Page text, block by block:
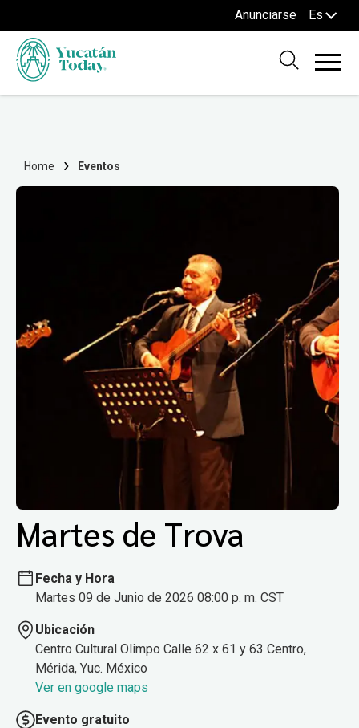
Anunciarse Es
Home Eventos
Martes de Trova
Fecha y Hora
Martes 09 de Junio de 2026 08:00 p. m. CST
Ubicación
Centro Cultural Olimpo Calle 62 x 61 y 63 Centro,
Mérida, Yuc. México
Ver en google maps
Evento gratuito